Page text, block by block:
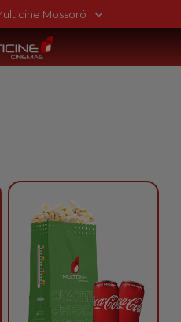
Mossoró
Multicine